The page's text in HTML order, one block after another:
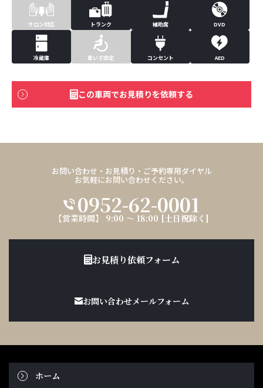
サロン対応 トランク 補助席 DVD
冷蔵庫 車いす固定 コンセント AED
この車両でお見積りを依頼する
お問い合わせ・お見積り・ご予約専用ダイヤル
お気軽にお問い合わせください。
0952-62-0001
【営業時間】 9:00 ～ 18:00 [土日祝除く]
お見積り依頼フォーム
お問い合わせメールフォーム
ホーム